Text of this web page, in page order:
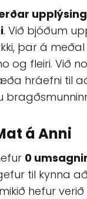
. Við bjóðum
þar á meðal
og fleiri. Við
hráefni til
á Anni
0 umsagnir
til kynna
hefur